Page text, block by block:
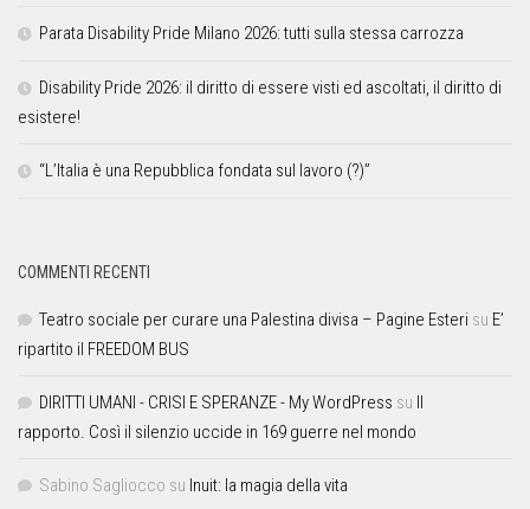
Parata Disability Pride Milano 2026: tutti sulla stessa carrozza
Disability Pride 2026: il diritto di essere visti ed ascoltati, il diritto di
esistere!
“L’Italia è una Repubblica fondata sul lavoro (?)”
COMMENTI RECENTI
Teatro sociale per curare una Palestina divisa – Pagine Esteri su E’
ripartito il FREEDOM BUS
DIRITTI UMANI - CRISI E SPERANZE - My WordPress su Il
rapporto. Così il silenzio uccide in 169 guerre nel mondo
Sabino Sagliocco su Inuit: la magia della vita